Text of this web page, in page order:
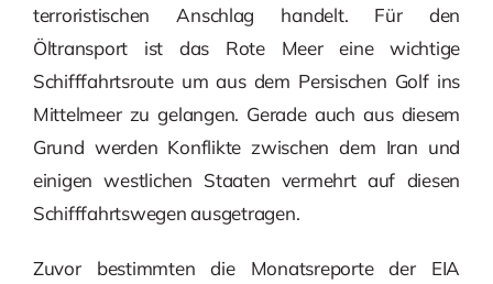
terroristischen Anschlag handelt. Für den
Öltransport ist das Rote Meer eine wichtige
Schifffahrtsroute um aus dem Persischen Golf ins
Mittelmeer zu gelangen. Gerade auch aus diesem
Grund werden Konflikte zwischen dem Iran und
einigen westlichen Staaten vermehrt auf diesen
Schifffahrtswegen ausgetragen.
Zuvor bestimmten die Monatsreporte der EIA